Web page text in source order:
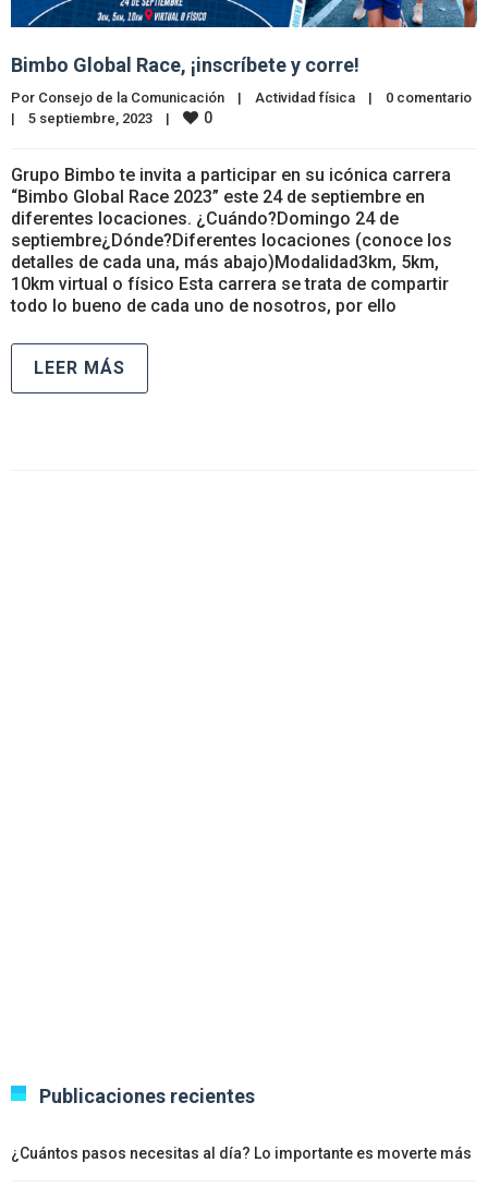
Bimbo Global Race, ¡inscríbete y corre!
Por Consejo de la Comunicación | Actividad física |
0 comentario
|
5 septiembre, 2023 | 0
Grupo Bimbo te invita a participar en su icónica carrera
“Bimbo Global Race 2023” este 24 de septiembre en
diferentes locaciones. ¿Cuándo?Domingo 24 de
septiembre¿Dónde?Diferentes locaciones (conoce los
detalles de cada una, más abajo)Modalidad3km, 5km,
10km virtual o físico Esta carrera se trata de compartir
todo lo bueno de cada uno de nosotros, por ello
LEER MÁS
Publicaciones recientes
¿Cuántos pasos necesitas al día? Lo importante es moverte más